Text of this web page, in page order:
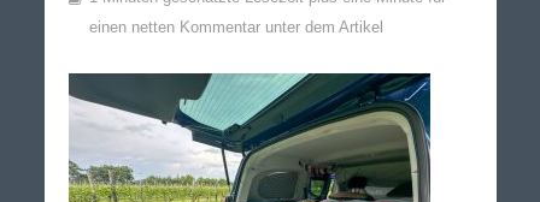
einen netten Kommentar unter dem Artikel